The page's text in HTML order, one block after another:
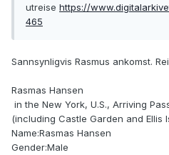
utreise https://
465
Sannsynligvis Rasmus ankomst.
Rasmas Hansen
in the New York, U.S., Arriving
(including Castle Garden and Ellis
Name:Rasmas Hansen
Gender:Male